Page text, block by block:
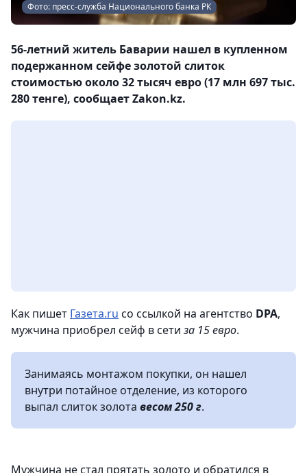
Фото: пресс-служба Национального банка РК
56-летний житель Баварии нашел в купленном
подержанном сейфе золотой слиток
стоимостью около 32 тысяч евро (17 млн 697 тыс.
280 тенге), сообщает Zakon.kz.
Как пишет Газета.ru со ссылкой на агентство DPA,
мужчина приобрел сейф в сети за 15 евро.
Занимаясь монтажом покупки, он нашел
внутри потайное отделение, из которого
выпал слиток золота весом 250 г.
Мужчина не стал прятать золото и обратился в